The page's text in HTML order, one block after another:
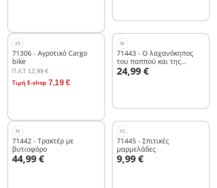
XS
71306 - Αγροτικό Cargo
bike
Π.Λ.T 12,99 €
Τιμή E-shop 7,19 €
Στο καλάθι
M
71443 - Ο λαχανόκηπος
του παππού και της
γιαγιάς
24,99 €
Στο καλάθι
M
71442 - Τρακτέρ με
βυτιοφόρο
44,99 €
Στο καλάθι
XS
71445 - Σπιτικές
μαρμελάδες
9,99 €
Στο καλάθι